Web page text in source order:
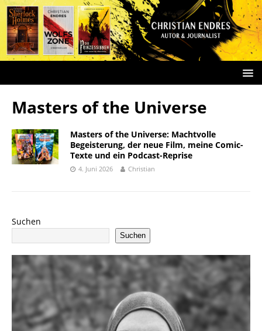
Masters of the Universe
Masters of the Universe: Machtvolle
Begeisterung, der neue Film, meine Comic-
Texte und ein Podcast-Reprise
4. Juni 2026 Christian
Suchen
Suchen